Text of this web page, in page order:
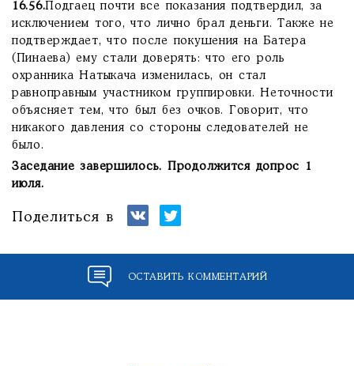
16.56.Подгаец почти все показания подтвердил, за
исключением того, что лично брал деньги. Также не
подтверждает, что после покушения на Батера
(Пинаева) ему стали доверять: что его роль
охранника Натыкача изменилась, он стал
равноправным участником группировки. Неточности
объясняет тем, что был без очков. Говорит, что
никакого давления со стороны следователей не
было.
Заседание завершилось. Продолжится допрос 1
июля.
Поделиться в
ОСТАВИТЬ КОММЕНТАРИЙ